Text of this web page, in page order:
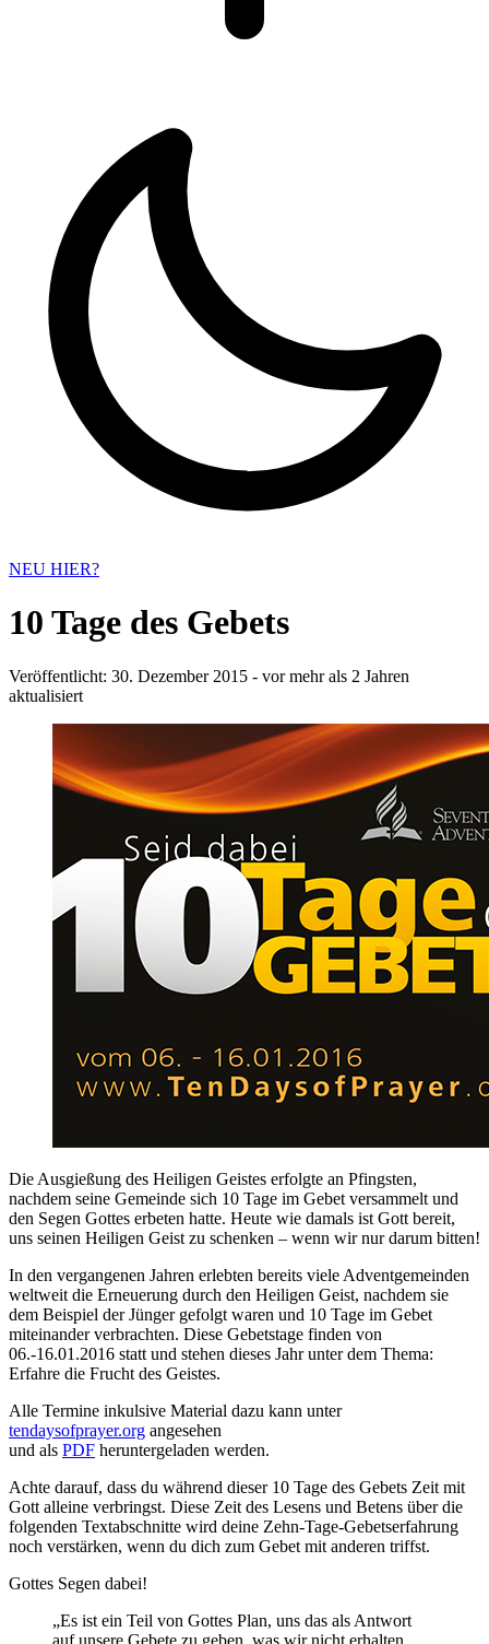
NEU HIER?
10 Tage des Gebets
Veröffentlicht: 30. Dezember 2015 - vor mehr als 2 Jahren
aktualisiert
Die Ausgießung des Heiligen Geistes erfolgte an Pfingsten,
nachdem seine Gemeinde sich 10 Tage im Gebet versammelt und
den Segen Gottes erbeten hatte. Heute wie damals ist Gott bereit,
uns seinen Heiligen Geist zu schenken – wenn wir nur darum bitten!
In den vergangenen Jahren erlebten bereits viele Adventgemeinden
weltweit die Erneuerung durch den Heiligen Geist, nachdem sie
dem Beispiel der Jünger gefolgt waren und 10 Tage im Gebet
miteinander verbrachten. Diese Gebetstage finden von
06.-16.01.2016 statt und stehen dieses Jahr unter dem Thema:
Erfahre die Frucht des Geistes.
Alle Termine inkulsive Material dazu kann unter
tendaysofprayer.org angesehen
und als PDF heruntergeladen werden.
Achte darauf, dass du während dieser 10 Tage des Gebets Zeit mit
Gott alleine verbringst. Diese Zeit des Lesens und Betens über die
folgenden Textabschnitte wird deine Zehn-Tage-Gebetserfahrung
noch verstärken, wenn du dich zum Gebet mit anderen triffst.
Gottes Segen dabei!
„Es ist ein Teil von Gottes Plan, uns das als Antwort
auf unsere Gebete zu geben, was wir nicht erhalten